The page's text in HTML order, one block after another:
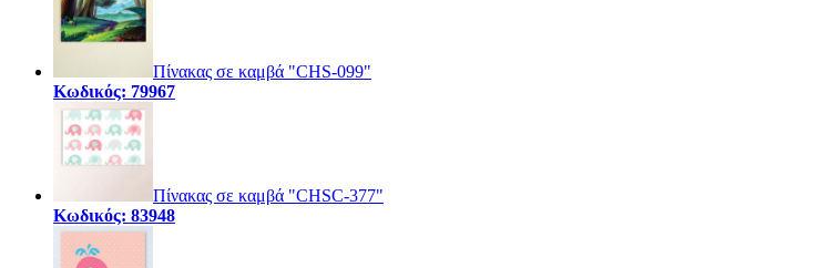
Πίνακας σε καμβά "CHS-099"
Κωδικός: 79967
Πίνακας σε καμβά "CHSC-377"
Κωδικός: 83948